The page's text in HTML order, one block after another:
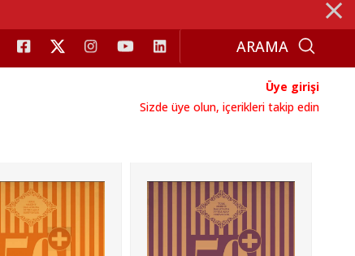
⨯
Üye girişi
Sizde üye olun, içerikleri takip edin